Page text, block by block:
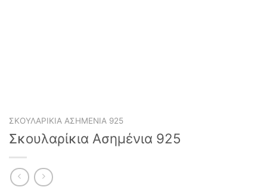
ΣΚΟΥΛΑΡΊΚΙΑ ΑΣΗΜΈΝΙΑ 925
Σκουλαρίκια Ασημένια 925